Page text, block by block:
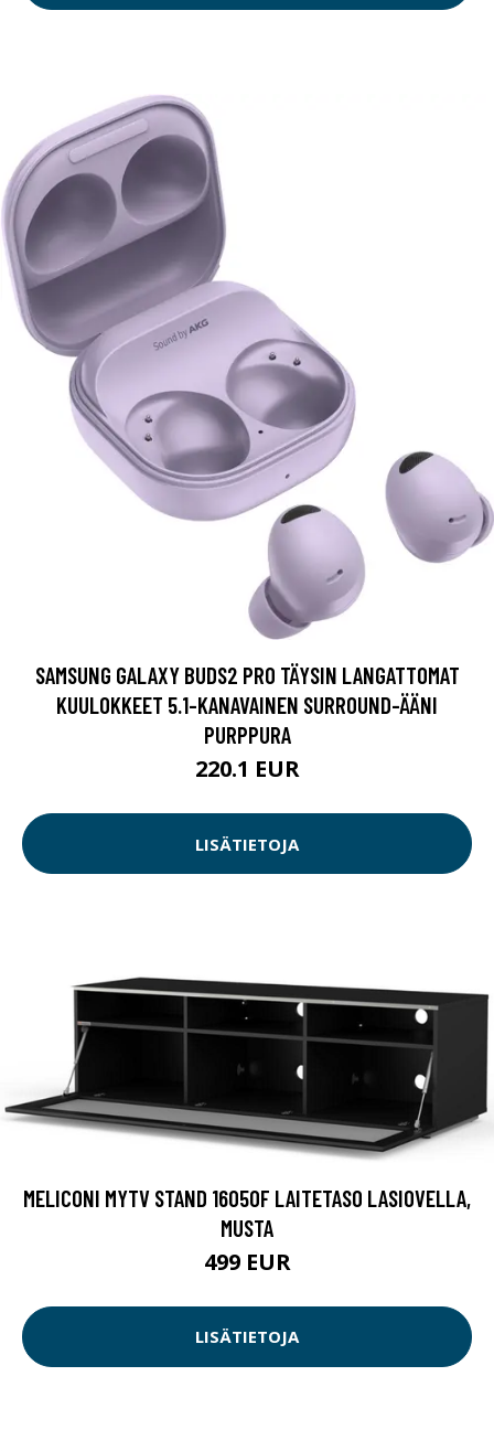
SAMSUNG GALAXY BUDS2 PRO TÄYSIN LANGATTOMAT
KUULOKKEET 5.1-KANAVAINEN SURROUND-ÄÄNI
PURPPURA
220.1 EUR
LISÄTIETOJA
MELICONI MYTV STAND 16050F LAITETASO LASIOVELLA,
MUSTA
499 EUR
LISÄTIETOJA